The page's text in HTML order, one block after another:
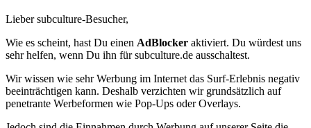
Lieber subculture-Besucher,
Wie es scheint, hast Du einen AdBlocker aktiviert. Du würdest uns
sehr helfen, wenn Du ihn für subculture.de ausschaltest.
Wir wissen wie sehr Werbung im Internet das Surf-Erlebnis negativ
beeinträchtigen kann. Deshalb verzichten wir grundsätzlich auf
penetrante Werbeformen wie Pop-Ups oder Overlays.